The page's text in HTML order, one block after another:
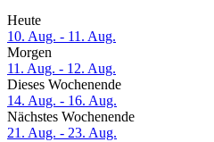
Heute
10. Aug. - 11. Aug.
Morgen
11. Aug. - 12. Aug.
Dieses Wochenende
14. Aug. - 16. Aug.
Nächstes Wochenende
21. Aug. - 23. Aug.